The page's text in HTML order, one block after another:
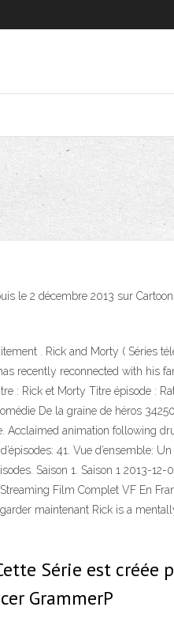
le 2 décembre 2013 sur
. Rick and Morty ( Séries
recently reconnected with his
: Rick et Morty Titre épisode :
De la graine de héros
Acclaimed animation following
41. Vue d’ensemble:
Saison 1. Saison 1 2013-12-
Film Complet VF En
maintenant Rick is a
Série est créée
GrammerP